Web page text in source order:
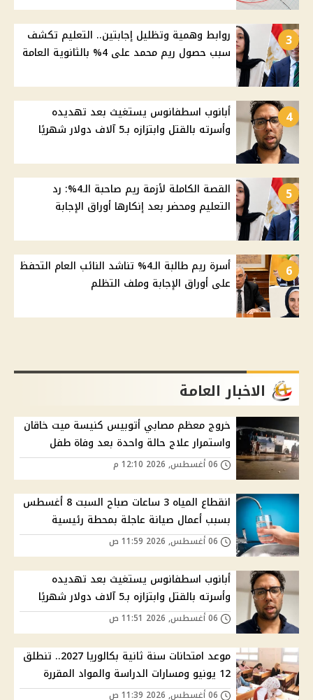
3
روابط وهمية وتظليل إجابتين.. التعليم تكشف
سبب حصول ريم محمد على 4% بالثانوية العامة
4
أبانوب اسطفانوس يستغيث بعد تهديده
وأسرته بالقتل وابتزازه بـ5 آلاف دولار شهريًا
5
القصة الكاملة لأزمة ريم صاحبة الـ4%: رد
التعليم ومحضر بعد إنكارها أوراق الإجابة
6
أسرة ريم طالبة الـ4% تناشد النائب العام التحفظ
على أوراق الإجابة وملف التظلم
الاخبار العامة
خروج معظم مصابي أتوبيس كنيسة ميت خاقان
واستمرار علاج حالة واحدة بعد وفاة طفل
انقطاع المياه 3 ساعات صباح السبت 8 أغسطس
بسبب أعمال صيانة عاجلة بمحطة رئيسية
أبانوب اسطفانوس يستغيث بعد تهديده
وأسرته بالقتل وابتزازه بـ5 آلاف دولار شهريًا
موعد امتحانات سنة ثانية بكالوريا 2027.. تنطلق
12 يونيو ومسارات الدراسة والمواد المقررة